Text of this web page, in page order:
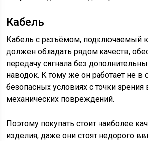
Кабель
Кабель с разъёмом, подключаемый к
должен обладать рядом качеств,
передачу сигнала без
наводок. К тому же он работает не в
безопасных условиях с точки
механических повреждений.
Поэтому покупать стоит наиболее
изделия, даже они стоят недорого